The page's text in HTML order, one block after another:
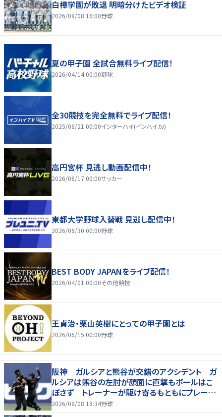
白樺学園が敗退 明暗分けたビデオ検証
2026/08/08 16:00野球
夏の甲子園 全試合無料ライブ配信！
2026/04/14 00:00野球
全30競技を完全無料でライブ配信！
2025/06/21 00:00インターハイ(インハイ.tv)
高円宮杯 見逃し動画配信中！
2026/06/17 00:00サッカー
東都大学野球入替戦 見逃し配信中！
2026/06/30 00:00野球
BEST BODY JAPANをライブ配信！
2026/04/01 00:00その他競技
王貞治・栗山英樹にとっての甲子園とは
2026/06/15 00:00野球
阪神 ガルシアと熊谷が交錯のアクシデント ガ
ルシアは熊谷の左肘が顔面に直撃もボールはこ
ぼさず トレーナーが駆け寄るもともにプレー続
行 直後に３連打食らう
2026/08/08 18:34野球